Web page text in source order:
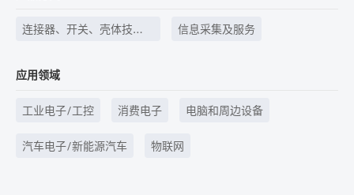
连接器、开关、壳体技
信息采集及服务
应用领域
工业电子/工控 消费电子 电脑和周边设备
汽车电子/新能源汽车 物联网